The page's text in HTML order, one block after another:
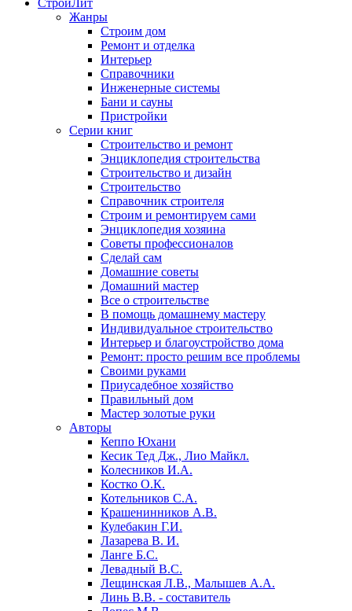
Жанры
Строим дом
Ремонт и отделка
Интерьер
Справочники
Инженерные системы
Бани и сауны
Пристройки
Серии книг
Строительство и ремонт
Энциклопедия строительства
Строительство и дизайн
Строительство
Справочник строителя
Строим и ремонтируем сами
Энциклопедия хозяина
Советы профессионалов
Сделай сам
Домашние советы
Домашний мастер
Все о строительстве
В помощь домашнему мастеру
Индивидуальное строительство
Интерьер и благоустройство дома
Ремонт: просто решим все проблемы
Своими руками
Приусадебное хозяйство
Правильный дом
Мастер золотые руки
Авторы
Кеппо Юхани
Кесик Тед Дж., Лио Майкл.
Колесников И.А.
Костко О.К.
Котельников С.А.
Крашенинников А.В.
Кулебакин Г.И.
Лазарева В. И.
Ланге Б.С.
Левадный B.C.
Лещинская Л.В., Малышев А.А.
Линь В.В. - составитель